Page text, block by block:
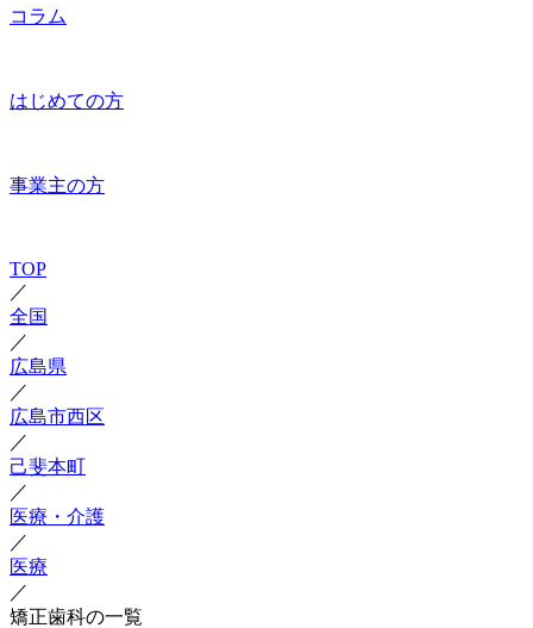
コラム
はじめての方
事業主の方
TOP
／
全国
／
広島県
／
広島市西区
／
己斐本町
／
医療・介護
／
医療
／
矯正歯科の一覧